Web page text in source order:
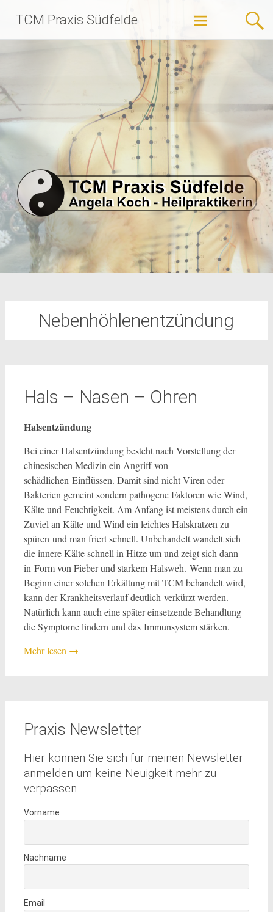
TCM Praxis Südfelde
Nebenhöhlenentzündung
Hals – Nasen – Ohren
Halsentzündung
Bei einer Halsentzündung besteht nach Vorstellung der
chinesischen Medizin ein Angriff von
schädlichen Einflüssen. Damit sind nicht Viren oder
Bakterien gemeint sondern pathogene Faktoren wie Wind,
Kälte und Feuchtigkeit. Am Anfang ist meistens durch ein
Zuviel an Kälte und Wind ein leichtes Halskratzen zu
spüren und man friert schnell. Unbehandelt wandelt sich
die innere Kälte schnell in Hitze um und zeigt sich dann
in Form von Fieber und starkem Halsweh. Wenn man zu
Beginn einer solchen Erkältung mit TCM behandelt wird,
kann der Krankheitsverlauf deutlich verkürzt werden.
Natürlich kann auch eine später einsetzende Behandlung
die Symptome lindern und das Immunsystem stärken.
Mehr lesen →
Praxis Newsletter
Hier können Sie sich für meinen Newsletter
anmelden um keine Neuigkeit mehr zu
verpassen.
Vorname
Nachname
Email